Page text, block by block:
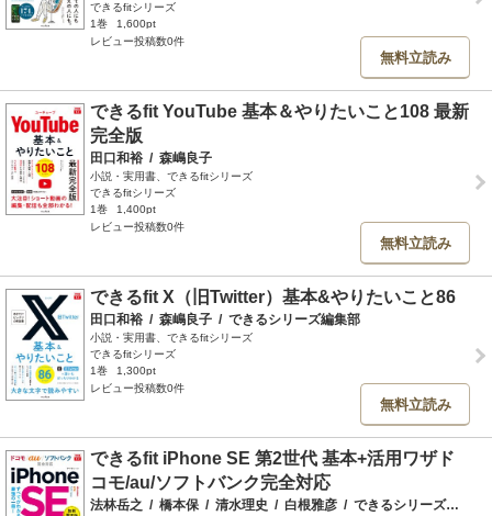
できるfitシリーズ
1巻
1,600pt
レビュー投稿数0件
無料立読み
できるfit YouTube 基本＆やりたいこと108 最新
完全版
田口和裕 / 森嶋良子
小説・実用書、できるfitシリーズ
できるfitシリーズ
1巻
1,400pt
レビュー投稿数0件
無料立読み
できるfit X（旧Twitter）基本&やりたいこと86
田口和裕 / 森嶋良子 / できるシリーズ編集部
小説・実用書、できるfitシリーズ
できるfitシリーズ
1巻
1,300pt
レビュー投稿数0件
無料立読み
できるfit iPhone SE 第2世代 基本+活用ワザド
コモ/au/ソフトバンク完全対応
法林岳之 / 橋本保 / 清水理史 / 白根雅彦 / できるシリーズ編集部